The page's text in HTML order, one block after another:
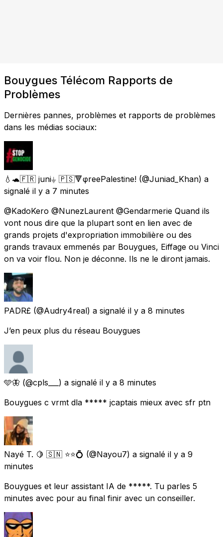
Bouygues Télécom Rapports de
Problèmes
Dernières pannes, problèmes et rapports de problèmes
dans les médias sociaux:
💧🐢🇫🇷 juni⏚ 🇵🇸🔻φreePalestine! (@Juniad_Khan) a
signalé il y a 7 minutes
@KadoKero @NunezLaurent @Gendarmerie Quand ils
vont nous dire que la plupart sont en lien avec de
grands projets d'expropriation immobilière ou des
grands travaux emmenés par Bouygues, Eiffage ou Vinci
on va voir flou. Non je déconne. Ils ne le diront jamais.
PADR£ (@Audry4real) a signalé il y a 8 minutes
J’en peux plus du réseau Bouygues
🩵🦋 (@cpls___) a signalé il y a 8 minutes
Bouygues c vrmt dla ***** jcaptais mieux avec sfr ptn
Nayé T. 🍋 🇸🇳 ⭐⭐💍 (@Nayou7) a signalé il y a 9
minutes
Bouygues et leur assistant IA de *****. Tu parles 5
minutes avec pour au final finir avec un conseiller.